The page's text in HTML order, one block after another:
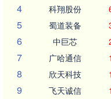
4 科翔股份
5 蜀道装备
6 中巨芯
7 广哈通信
8 欣天科技
9 飞天诚信